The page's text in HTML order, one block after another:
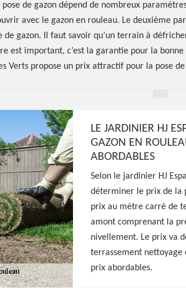
Elagage 58
pose de
58230
à Ouroux En Morvan 58230, HJ
moment et se déplacer
pose de gazon dépend de nombreux
avec le gazon en rouleau. Le deuxième
de gazon. Il faut savoir qu’un terrain à
est important, c’est la garantie pour la
Verts propose un prix attractif pour la pose
LE JARDINIER HJ
GAZON EN
ABORDABLES
Selon le jardinier HJ
déterminer le prix de la
prix au mètre carré de
amont comprenant la
nivellement. Le prix va
terrassement nettoyage
prix abordables.